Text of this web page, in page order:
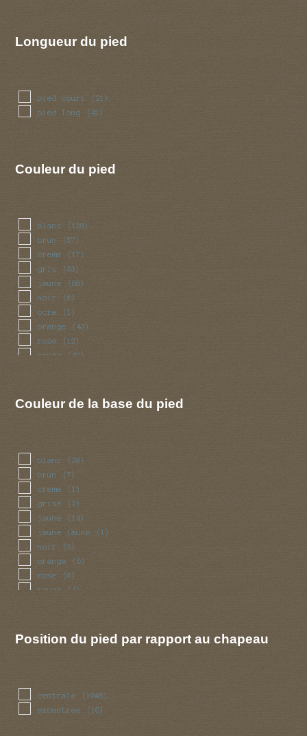
Longueur du pied
pied court (21)
pied long (41)
Couleur du pied
blanc (128)
brun (57)
creme (17)
gris (33)
jaune (88)
noir (6)
ocre (1)
orange (43)
rose (12)
rouge (42)
Couleur de la base du pied
blanc (30)
brun (7)
creme (1)
grise (2)
jaune (14)
jaune jaune (1)
noir (3)
orange (6)
rose (6)
rouge (4)
Position du pied par rapport au chapeau
centrale (1046)
excentree (16)